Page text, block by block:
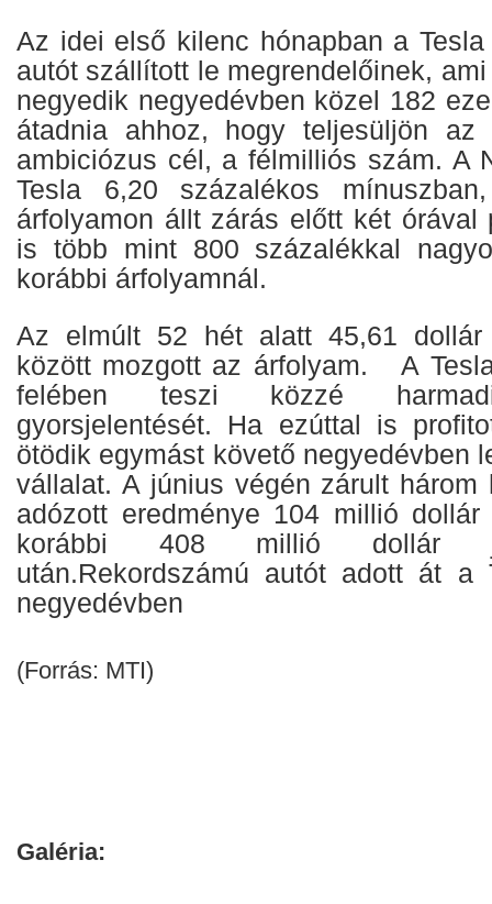
Az idei első kilenc hónapban a
autót szállított le megrendelőinek,
negyedik negyedévben közel 182
átadnia ahhoz, hogy teljesüljön
ambiciózus cél, a félmilliós szám. A
Tesla 6,20 százalékos
árfolyamon állt zárás előtt két órával
is több mint 800 százalékkal
korábbi árfolyamnál.
Az elmúlt 52 hét alatt 45,61
között mozgott az árfolyam. A
felében teszi közzé
gyorsjelentését. Ha ezúttal is
ötödik egymást követő negyedévben
vállalat. A június végén zárult három
adózott eredménye 104 millió
korábbi 408 millió dollár
után.Rekordszámú autót adott át a
negyedévben
(Forrás: MTI)
Galéria: